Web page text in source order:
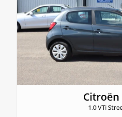
Citroën
1,0 VTi